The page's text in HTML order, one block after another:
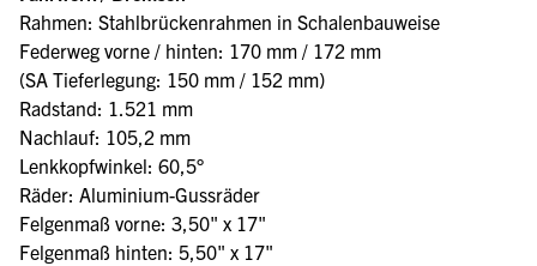
Rahmen: Stahlbrückenrahmen in Schalenbauweise
Federweg vorne / hinten: 170 mm / 172 mm
(SA Tieferlegung: 150 mm / 152 mm)
Radstand: 1.521 mm
Nachlauf: 105,2 mm
Lenkkopfwinkel: 60,5°
Räder: Aluminium-Gussräder
Felgenmaß vorne: 3,50" x 17"
Felgenmaß hinten: 5,50" x 17"